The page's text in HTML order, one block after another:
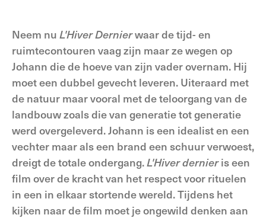
Neem nu L'Hiver Dernierwaar de tijd- en
ruimtecontouren vaag zijn maar ze wegen op
Johann die de hoeve van zijn vader overnam. Hij
moet een dubbel gevecht leveren. Uiteraard met
de natuur maar vooral met de teloorgang van de
landbouw zoals die van generatie tot generatie
werd overgeleverd. Johann is een idealist en een
vechter maar als een brand een schuur verwoest,
dreigt de totale ondergang.L'Hiver dernieris een
film over de kracht van het respect voor rituelen
in een in elkaar stortende wereld. Tijdens het
kijken naar de film moet je ongewild denken aan